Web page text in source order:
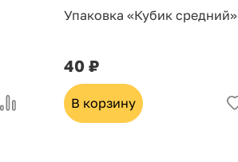
Упаковка «Кубик средний»
40 ₽
В корзину